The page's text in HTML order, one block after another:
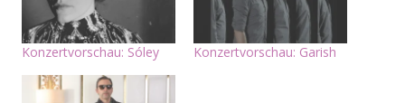
Konzertvorschau: Sóley Konzertvorschau: Garish